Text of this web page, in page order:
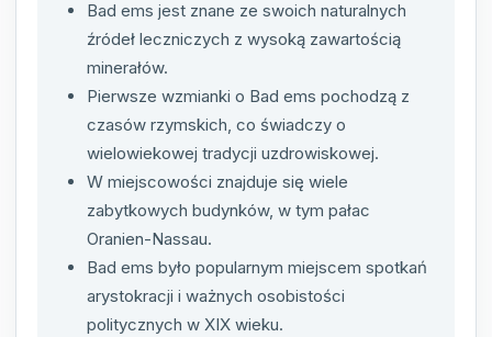
Bad ems jest znane ze swoich naturalnych
źródeł leczniczych z wysoką zawartością
minerałów.
Pierwsze wzmianki o Bad ems pochodzą z
czasów rzymskich, co świadczy o
wielowiekowej tradycji uzdrowiskowej.
W miejscowości znajduje się wiele
zabytkowych budynków, w tym pałac
Oranien-Nassau.
Bad ems było popularnym miejscem spotkań
arystokracji i ważnych osobistości
politycznych w XIX wieku.